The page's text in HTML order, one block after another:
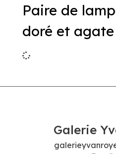
Paire de
doré et agate
Galerie